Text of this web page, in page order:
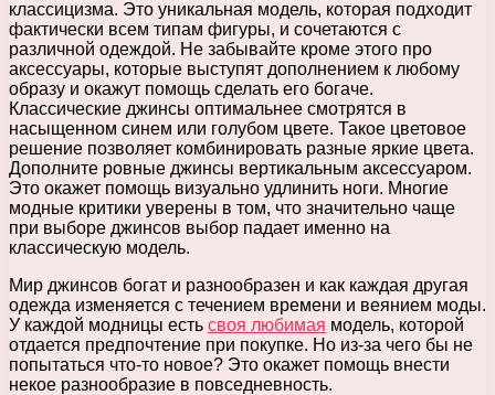
классицизма. Это уникальная модель, которая подходит
фактически всем типам фигуры, и сочетаются с
различной одеждой. Не забывайте кроме этого про
аксессуары, которые выступят дополнением к любому
образу и окажут помощь сделать его богаче.
Классические джинсы оптимальнее смотрятся в
насыщенном синем или голубом цвете. Такое цветовое
решение позволяет комбинировать разные яркие цвета.
Дополните ровные джинсы вертикальным аксессуаром.
Это окажет помощь визуально удлинить ноги. Многие
модные критики уверены в том, что значительно чаще
при выборе джинсов выбор падает именно на
классическую модель.
Мир джинсов богат и разнообразен и как каждая другая
одежда изменяется с течением времени и веянием моды.
У каждой модницы есть своя любимая модель, которой
отдается предпочтение при покупке. Но из-за чего бы не
попытаться что-то новое? Это окажет помощь внести
некое разнообразие в повседневность.